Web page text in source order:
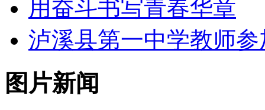
用奋斗书写青春华章
泸溪县第一中学教师
图片新闻